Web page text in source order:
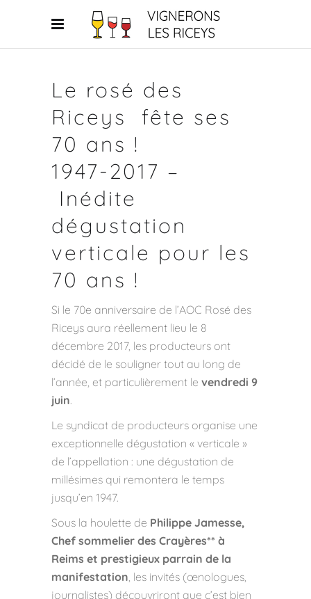
Le rosé des
Riceys
fête ses
70 ans !
1947-2017 –
Inédite
dégustation
verticale pour les
70 ans !
Si le 70e anniversaire de l’AOC Rosé des
Riceys aura réellement lieu le 8
décembre 2017, les producteurs ont
décidé de le souligner tout au long de
l’année, et particulièrement le vendredi 9
juin.
Le syndicat de producteurs organise une
exceptionnelle dégustation « verticale »
de l’appellation : une dégustation de
millésimes qui remontera le temps
jusqu’en 1947.
Sous la houlette de Philippe Jamesse,
Chef sommelier des Crayères** à
Reims et prestigieux parrain de la
manifestation, les invités (œnologues,
journalistes) découvriront que c’est bien